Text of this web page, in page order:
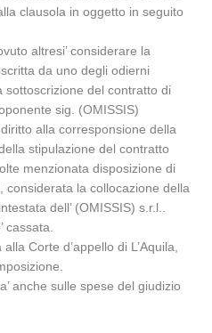
clausola in oggetto in seguito
altresi’ considerare la
da uno degli odierni
del contratto di
sig. (OMISSIS)
alla corresponsione della
stipulazione del contratto
menzionata disposizione di
considerata la collocazione della
dell’ (OMISSIS) s.r.l..
cassata.
Corte d’appello di L’Aquila,
anche sulle spese del giudizio